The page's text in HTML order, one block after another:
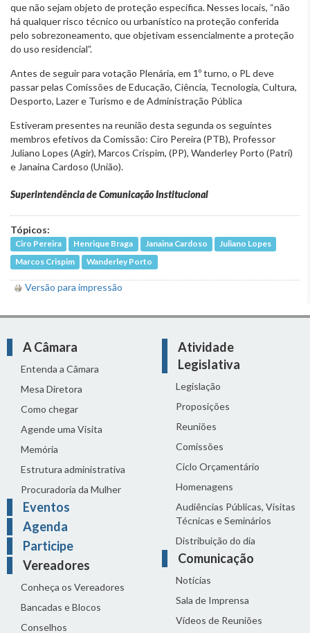
que não sejam objeto de proteção especifica. Nesses locais, “não
há qualquer risco técnico ou urbanístico na proteção conferida
pelo sobrezoneamento, que objetivam essencialmente a proteção
do uso residencial”.
Antes de seguir para votação Plenária, em 1º turno, o PL deve
passar pelas Comissões de Educação, Ciência, Tecnologia, Cultura,
Desporto, Lazer e Turismo e de Administração Pública
Estiveram presentes na reunião desta segunda os seguintes
membros efetivos da Comissão: Ciro Pereira (PTB), Professor
Juliano Lopes (Agir), Marcos Crispim, (PP), Wanderley Porto (Patri)
e Janaina Cardoso (União).
Superintendência de Comunicação Institucional
Tópicos:
Ciro Pereira Henrique Braga Janaina Cardoso
Juliano Lopes
Marcos Crispim
Wanderley Porto
Versão para impressão
A Câmara
Entenda a Câmara
Mesa Diretora
Como chegar
Agende uma Visita
Memória
Estrutura administrativa
Procuradoria da Mulher
Eventos
Agenda
Participe
Vereadores
Conheça os Vereadores
Bancadas e Blocos
Conselhos
Atividade
Legislativa
Legislação
Proposições
Reuniões
Comissões
Ciclo Orçamentário
Homenagens
Audiências Públicas, Visitas
Técnicas e Seminários
Distribuição do dia
Comunicação
Notícias
Sala de Imprensa
Vídeos de Reuniões